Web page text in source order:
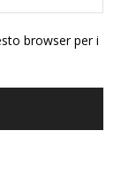
browser per i